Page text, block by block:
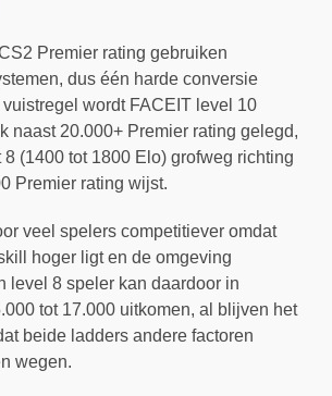
Premier rating gebruiken
dus één harde conversie
vuistregel wordt FACEIT level 10
naast 20.000+ Premier rating gelegd,
(1400 tot 1800 Elo) grofweg richting
Premier rating wijst.
veel spelers competitiever omdat
hoger ligt en de omgeving
level 8 speler kan daardoor in
tot 17.000 uitkomen, al blijven het
beide ladders andere factoren
wegen.